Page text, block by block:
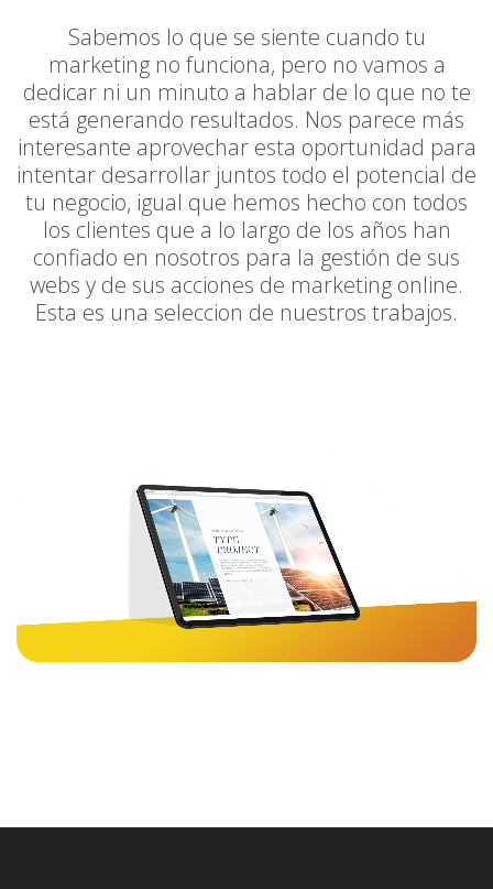
Sabemos lo que se siente cuando tu
marketing no funciona, pero no vamos a
dedicar ni un minuto a hablar de lo que no te
está generando resultados. Nos parece más
interesante aprovechar esta oportunidad para
intentar desarrollar juntos todo el potencial de
tu negocio, igual que hemos hecho con todos
los clientes que a lo largo de los años han
confiado en nosotros para la gestión de sus
webs y de sus acciones de marketing online.
Esta es una seleccion de nuestros trabajos.